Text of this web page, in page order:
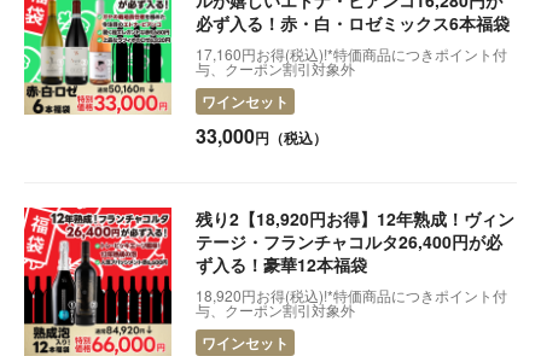
2025.04.16 【発売中】オリーブオイル人気の3本はコレ！
2025.04.15 出荷スケジュールについて
【初回20％オフクーポン配布中】全36種のイタリアチ
ーズが自宅に届く定期便
必ず入る！赤・白・ロゼミックス6本福袋
17,160円お得(税込)!*特価商品につきポイント付
与、クーポン割引対象外
ワインセット
33,000円（税込）
残り2【18,920円お得】12年熟成！ヴィン
テージ・フランチャコルタ26,400円が必
ず入る！豪華12本福袋
18,920円お得(税込)!*特価商品につきポイント付
与、クーポン割引対象外
ワインセット